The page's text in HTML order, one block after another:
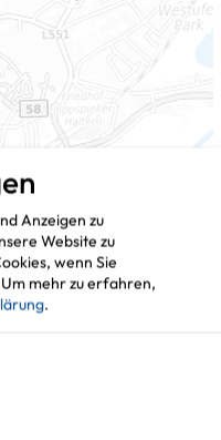
Anzeigen zu
Website zu
wenn Sie
Um mehr zu erfahren,
.